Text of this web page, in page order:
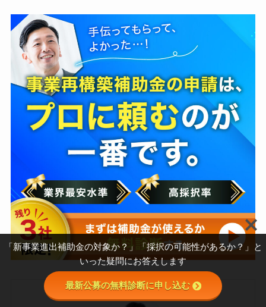
「新事業進出補助金の対象か？」「採択の可能性があるか？」と
いった疑問にお答えします
最新公募の無料診断に申し込む